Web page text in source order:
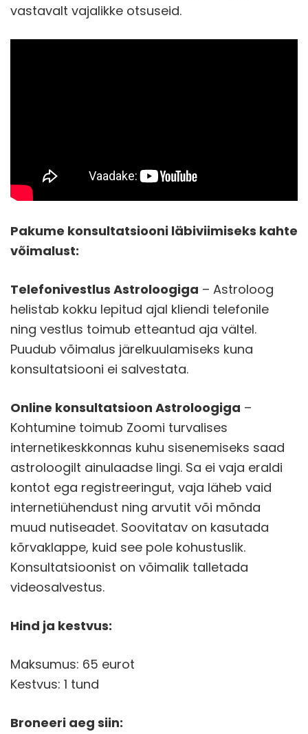
vastavalt vajalikke otsuseid.
Pakume konsultatsiooni läbiviimiseks kahte
võimalust:
Telefonivestlus Astroloogiga – Astroloog
helistab kokku lepitud ajal kliendi telefonile
ning vestlus toimub etteantud aja vältel.
Puudub võimalus järelkuulamiseks kuna
konsultatsiooni ei salvestata.
Online konsultatsioon Astroloogiga –
Kohtumine toimub Zoomi turvalises
internetikeskkonnas kuhu sisenemiseks saad
astroloogilt ainulaadse lingi. Sa ei vaja eraldi
kontot ega registreeringut, vaja läheb vaid
internetiühendust ning arvutit või mõnda
muud nutiseadet. Soovitatav on kasutada
kõrvaklappe, kuid see pole kohustuslik.
Konsultatsioonist on võimalik talletada
videosalvestus.
Hind ja kestvus:
Maksumus: 65 eurot
Kestvus: 1 tund
Broneeri aeg siin: